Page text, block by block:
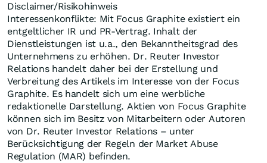
Disclaimer/Risikohinweis
Interessenkonflikte: Mit Focus Graphite existiert ein
entgeltlicher IR und PR-Vertrag. Inhalt der
Dienstleistungen ist u.a., den Bekanntheitsgrad des
Unternehmens zu erhöhen. Dr. Reuter Investor
Relations handelt daher bei der Erstellung und
Verbreitung des Artikels im Interesse von der Focus
Graphite. Es handelt sich um eine werbliche
redaktionelle Darstellung. Aktien von Focus Graphite
können sich im Besitz von Mitarbeitern oder Autoren
von Dr. Reuter Investor Relations – unter
Berücksichtigung der Regeln der Market Abuse
Regulation (MAR) befinden.